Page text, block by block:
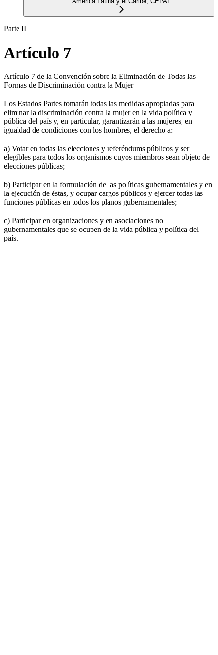
Parte II
Artículo 7
Artículo 7 de la Convención sobre la Eliminación de Todas las
Formas de Discriminación contra la Mujer
Los Estados Partes tomarán todas las medidas apropiadas para
eliminar la discriminación contra la mujer en la vida política y
pública del país y, en particular, garantizarán a las mujeres, en
igualdad de condiciones con los hombres, el derecho a:
a) Votar en todas las elecciones y referéndums públicos y ser
elegibles para todos los organismos cuyos miembros sean objeto de
elecciones públicas;
b) Participar en la formulación de las políticas gubernamentales y en
la ejecución de éstas, y ocupar cargos públicos y ejercer todas las
funciones públicas en todos los planos gubernamentales;
c) Participar en organizaciones y en asociaciones no
gubernamentales que se ocupen de la vida pública y política del
país.